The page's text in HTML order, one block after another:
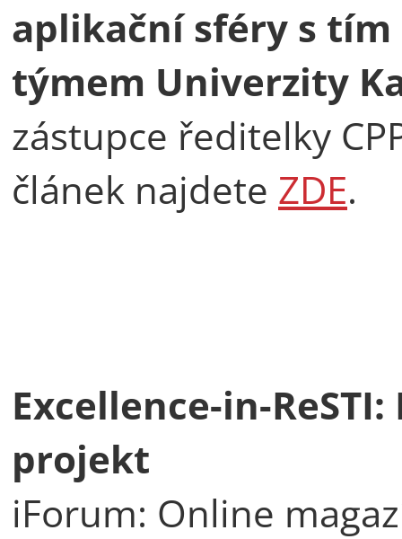
aplikační sféry s
týmem Univerzity
zástupce ředitelky
článek najdete ZDE.
Excellence-in-
projekt
iForum: Online